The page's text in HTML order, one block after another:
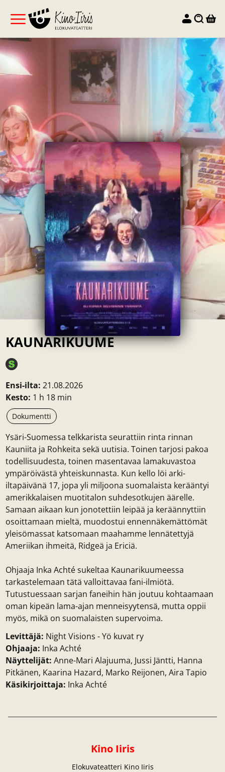
KAUNARIKUUME
Ensi-ilta: 21.08.2026
Kesto: 1 h 18 min
Dokumentti
Ysäri-Suomessa telkkarista seurattiin rinta rinnan
Kauniita ja Rohkeita sekä uutisia. Toinen tarjosi pakoa
todellisuudesta, toinen masentavaa lamakuvastoa
ympäröivästä yhteiskunnasta. Kun kello löi arki-
iltapäivänä 17, jopa yli miljoona suomalaista kerääntyi
amerikkalaisen muotitalon suhdesotkujen äärelle.
Samaan aikaan kun jonotettiin leipää ja keräännyttiin
osoittamaan mieltä, muodostui ennennäkemättömät
yleisömassat katsomaan maahamme lennätettyjä
Ameriikan ihmeitä, Ridgeä ja Ericiä.
Ohjaaja Inka Achté sukeltaa Kaunarikuumeessa
tarkastelemaan tätä valloittavaa fani-ilmiötä.
Tutustuessaan sarjan faneihin hän joutuu kohtaamaan
oman kipeän lama-ajan menneisyytensä, mutta oppii
myös, mikä on suomalaisten supervoima.
Levittäjä: Night Visions - Yö kuvat ry
Ohjaaja: Inka Achté
Näyttelijät: Anne-Mari Alajuuma, Jussi Jäntti, Hanna
Pitkänen, Kaarina Hazard, Marko Reijonen, Aira Tapio
Käsikirjoittaja: Inka Achté
Kino Iiris
Elokuvateatteri Kino Iiris